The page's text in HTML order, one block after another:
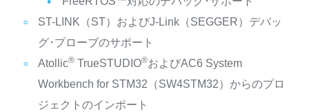
ST-LINK（ST）およびJ-Link（SEGGER）デバッ
グ･プローブのサポート
Atollic®TrueSTUDIO®およびAC6 System
Workbench for STM32（SW4STM32）からのプロ
ジェクトのインポート